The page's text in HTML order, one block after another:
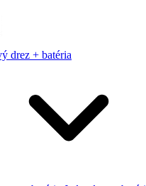
drez + batéria